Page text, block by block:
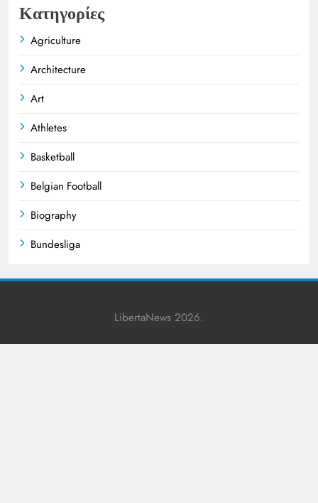
Κατηγορίες
Agriculture
Architecture
Art
Athletes
Basketball
Belgian Football
Biography
Bundesliga
LibertaNews 2026.